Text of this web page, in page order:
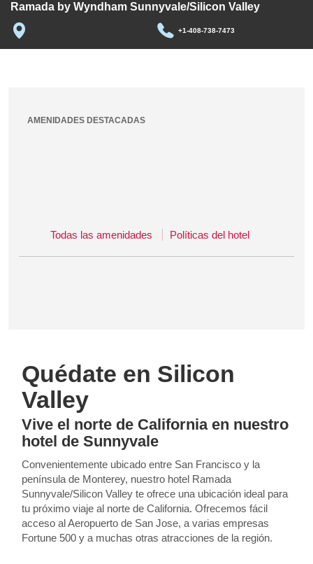
Ramada by Wyndham Sunnyvale/Silicon Valley
+1-408-738-7473
AMENIDADES DESTACADAS
Todas las amenidades Políticas del hotel
Quédate en Silicon
Valley
Vive el norte de California en nuestro
hotel de Sunnyvale
Convenientemente ubicado entre San Francisco y la
península de Monterey, nuestro hotel Ramada
Sunnyvale/Silicon Valley te ofrece una ubicación ideal para
tu próximo viaje al norte de California. Ofrecemos fácil
acceso al Aeropuerto de San Jose, a varias empresas
Fortune 500 y a muchas otras atracciones de la región.